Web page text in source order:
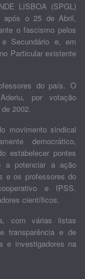
LISBOA (SPGL)
após o 25 de Abril,
o fascismo pelos
Secundário e, em
Particular existente
do país. O
por votação
2002.
movimento sindical
democrático,
estabelecer pontes
a potenciar a ação
e os professores do
e IPSS.
científicos.
com várias listas
transparência e de
e investigadores na